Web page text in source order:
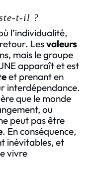
t-il ?
l’individualité,
Lesvaleurs
mais le groupe
apparaît et est
et prenant en
interdépendance.
que le monde
ou
peut pas être
. En conséquence,
inévitables, et
vivre